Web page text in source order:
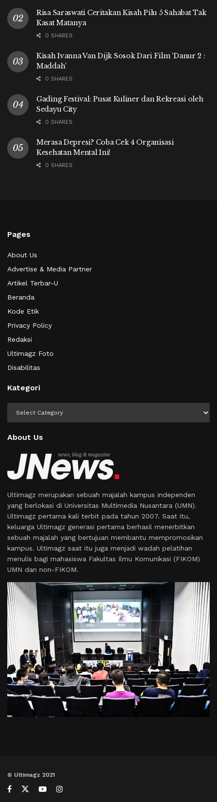
Risa Saraswati Ceritakan Kisah Pilu 5 Sahabat Tak
Kasat Matanya
0 SHARES
Kisah Ivanna Van Dijk Sosok Dari Film ‘Danur 2 :
Maddah’
0 SHARES
Gading Festival: Pusat Kuliner dan Rekreasi oleh
Sedayu City
0 SHARES
Merasa Depresi? Coba Cek 4 Organisasi
Kesehatan Mental Ini!
0 SHARES
Pages
About Us
Advertise & Media Partner
Artikel Terbar-U
Beranda
Kode Etik
Privacy Policy
Redaksi
Ultimagz Foto
Disabilitas
Kategori
About Us
Ultimagz merupakan sebuah majalah kampus independen
yang berlokasi di Universitas Multimedia Nusantara (UMN).
Ultimagz pertama kali terbit pada tahun 2007. Saat itu,
keluarga Ultimagz generasi pertama berhasil menerbitkan
sebuah majalah yang bertujuan membantu mempromosikan
kampus. Ultimagz saat itu juga menjadi wadah pelatihan
menulis bagi mahasiswa Fakultas Ilmu Komunikasi (FIKOM)
UMN dan non-FIKOM.
© Ultimagz 2021